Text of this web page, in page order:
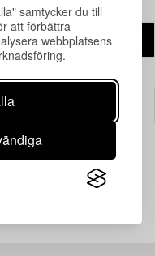
samtycker du till
att förbättra
webbplatsens
träff just nu.